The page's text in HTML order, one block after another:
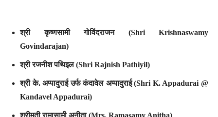
श्री कृष्णसामी गोविंदराजन (Shri Krishnaswamy
Govindarajan)
श्री रजनीश पथिइल (Shri Rajnish Pathiyil)
श्री के. अप्पादुराई उर्फ कंदावेल अप्पादुराई (Shri K. Appadurai @
Kandavel Appadurai)
श्रीमती रामासामी अनीता (Mrs. Ramasamy Anitha)